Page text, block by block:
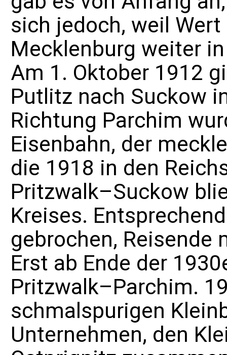
sich jedoch, weil
Mecklenburg weiter
Am 1. Oktober 1912
Putlitz nach Suckow
Richtung Parchim
Eisenbahn, der
die 1918 in den
Pritzwalk–Suckow
Kreises.
gebrochen,
Erst ab Ende der
Pritzwalk–Parchim.
schmalspurigen
Unternehmen, den